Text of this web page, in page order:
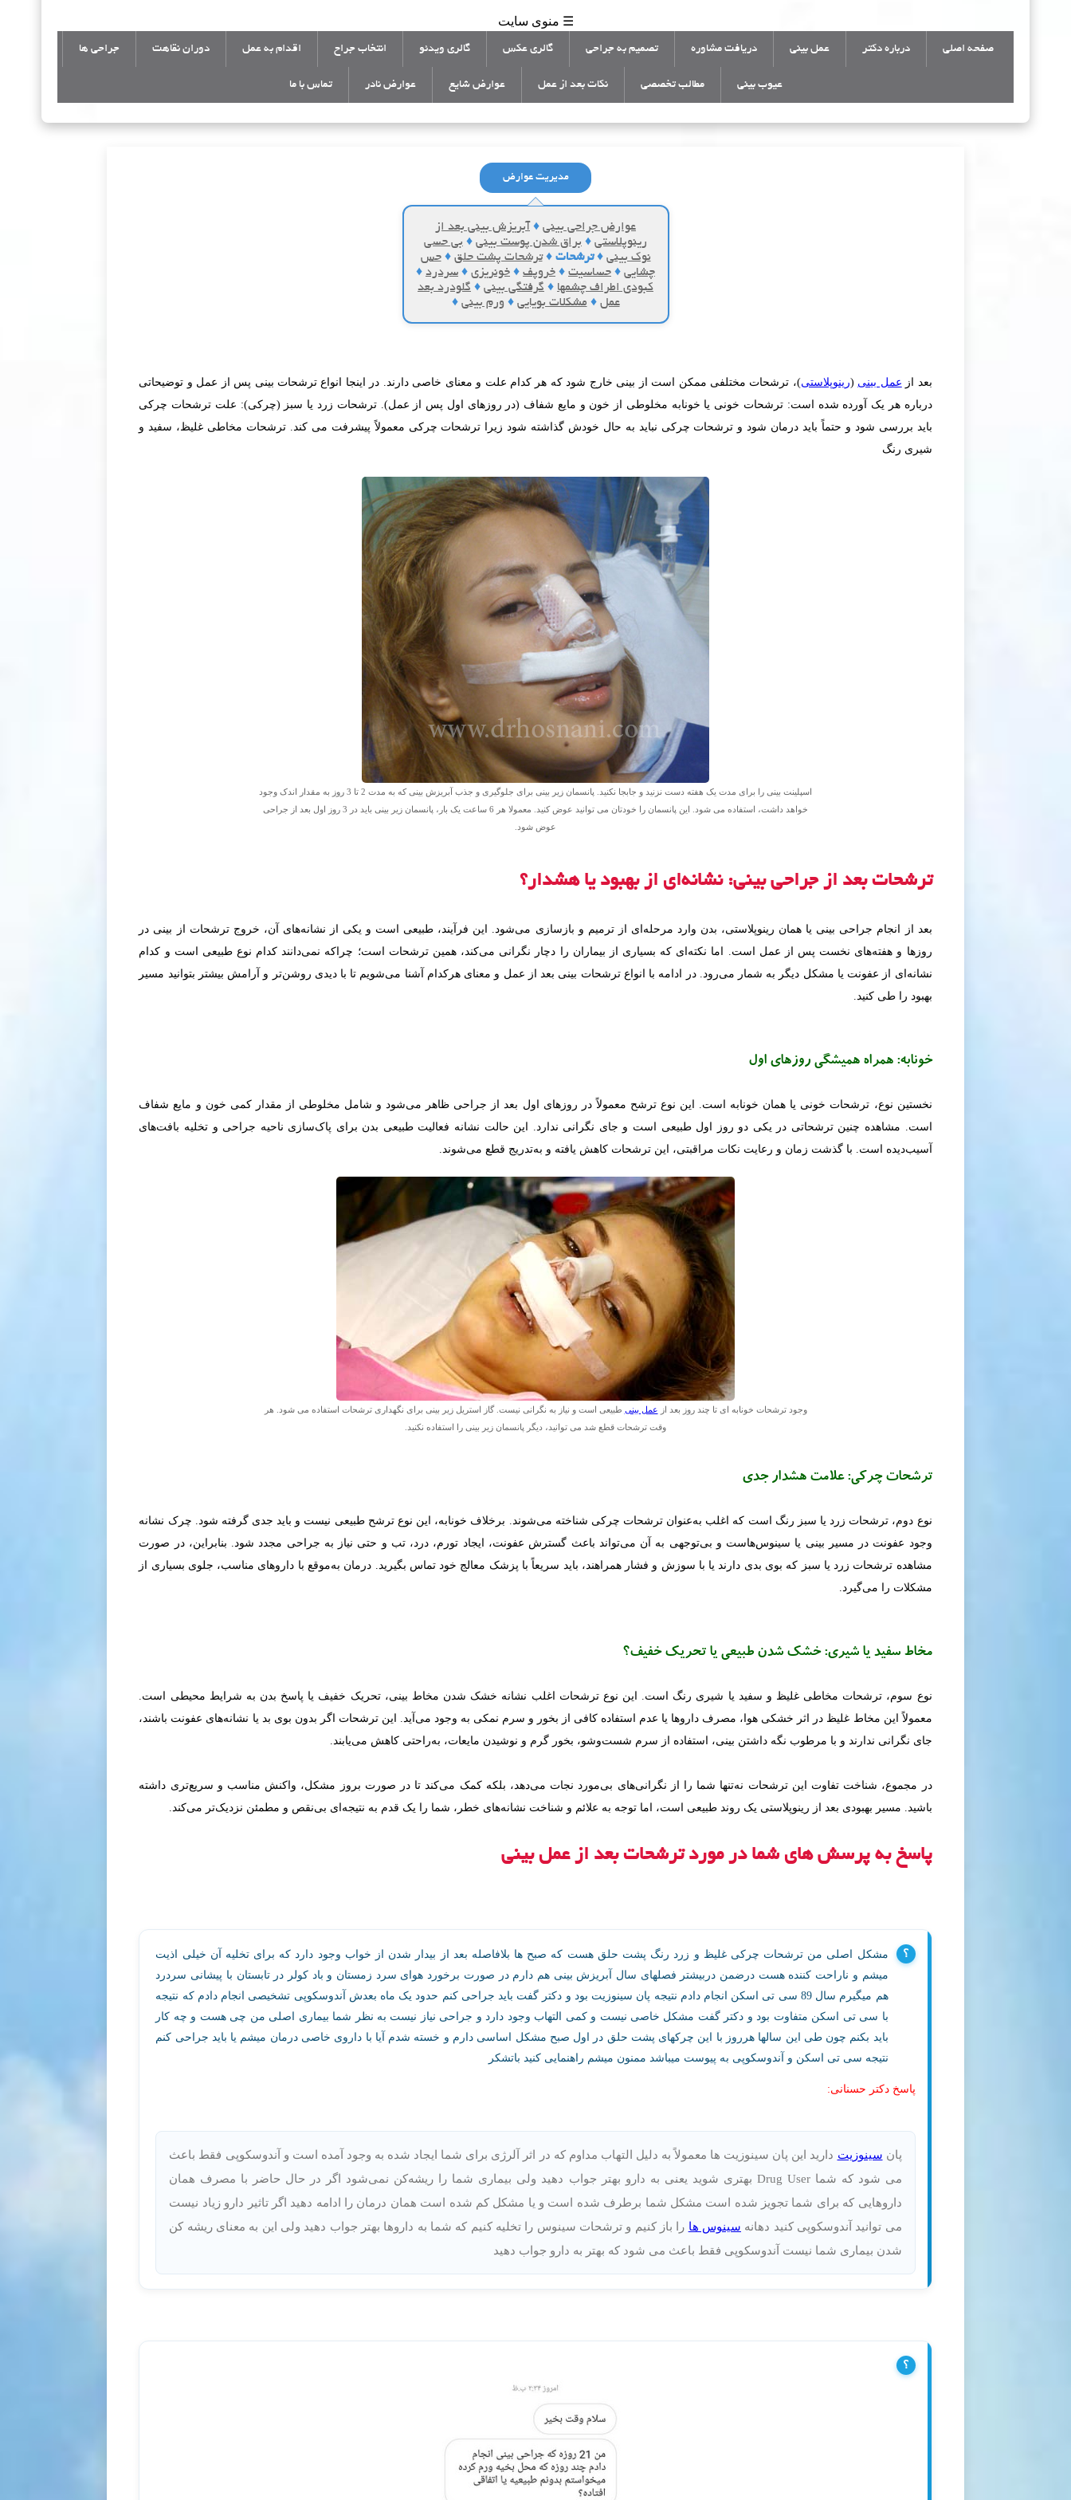
☰ منوی سایت
صفحه اصلی درباره دکتر عمل بینی دریافت مشاوره تصمیم به جراحی گالری عکس گالری ویدئو انتخاب جراح اقدام به عمل دوران نقاهت جراحی ها
عیوب بینی مطالب تخصصی نکات بعد از عمل عوارض شایع عوارض نادر تماس با ما
مدیریت عوارض
عوارض جراحی بینی ♦ آبریزش بینی بعد از
رینوپلاستی ♦ براق شدن پوست بینی ♦ بی حسی
نوک بینی ♦ ترشحات ♦ ترشحات پشت حلق ♦ حس
چشایی ♦ حساسیت ♦ خروپف ♦ خونریزی ♦ سردرد ♦
کبودی اطراف چشمها ♦ گرفتگی بینی ♦ گلودرد بعد
عمل ♦ مشکلات بویایی ♦ ورم بینی ♦
بعد از عمل بینی (رینوپلاستی)، ترشحات مختلفی ممکن است از بینی خارج شود که هر کدام علت و معنای خاصی دارند. در اینجا انواع ترشحات بینی پس از عمل و توضیحاتی
درباره هر یک آورده شده است: ترشحات خونی یا خونابه مخلوطی از خون و مایع شفاف (در روزهای اول پس از عمل). ترشحات زرد یا سبز (چرکی): علت ترشحات چرکی
باید بررسی شود و حتماً باید درمان شود و ترشحات چرکی نباید به حال خودش گذاشته شود زیرا ترشحات چرکی معمولاً پیشرفت می کند. ترشحات مخاطی غلیظ، سفید و
شیری رنگ
اسپلینت بینی را برای مدت یک هفته دست نزنید و جابجا نکنید. پانسمان زیر بینی برای جلوگیری و جذب آبریزش بینی که به مدت 2 تا 3 روز به مقدار اندک وجود
خواهد داشت، استفاده می شود. این پانسمان را خودتان می توانید عوض کنید. معمولا هر 6 ساعت یک بار، پانسمان زیر بینی باید در 3 روز اول بعد از جراحی
عوض شود.
ترشحات بعد از جراحی بینی: نشانه‌ای از بهبود یا هشدار؟
بعد از انجام جراحی بینی یا همان رینوپلاستی، بدن وارد مرحله‌ای از ترمیم و بازسازی می‌شود. این فرآیند، طبیعی است و یکی از نشانه‌های آن، خروج ترشحات از بینی در
روزها و هفته‌های نخست پس از عمل است. اما نکته‌ای که بسیاری از بیماران را دچار نگرانی می‌کند، همین ترشحات است؛ چراکه نمی‌دانند کدام نوع طبیعی است و کدام
نشانه‌ای از عفونت یا مشکل دیگر به شمار می‌رود. در ادامه با انواع ترشحات بینی بعد از عمل و معنای هرکدام آشنا می‌شویم تا با دیدی روشن‌تر و آرامش بیشتر بتوانید مسیر
بهبود را طی کنید.
خونابه: همراه همیشگی روزهای اول
نخستین نوع، ترشحات خونی یا همان خونابه است. این نوع ترشح معمولاً در روزهای اول بعد از جراحی ظاهر می‌شود و شامل مخلوطی از مقدار کمی خون و مایع شفاف
است. مشاهده چنین ترشحاتی در یکی دو روز اول طبیعی است و جای نگرانی ندارد. این حالت نشانه فعالیت طبیعی بدن برای پاک‌سازی ناحیه جراحی و تخلیه بافت‌های
آسیب‌دیده است. با گذشت زمان و رعایت نکات مراقبتی، این ترشحات کاهش یافته و به‌تدریج قطع می‌شوند.
وجود ترشحات خونابه ای تا چند روز بعد از عمل بینی طبیعی است و نیاز به نگرانی نیست. گاز استریل زیر بینی برای نگهداری ترشحات استفاده می شود. هر
وقت ترشحات قطع شد می توانید، دیگر پانسمان زیر بینی را استفاده نکنید.
ترشحات چرکی: علامت هشدار جدی
نوع دوم، ترشحات زرد یا سبز رنگ است که اغلب به‌عنوان ترشحات چرکی شناخته می‌شوند. برخلاف خونابه، این نوع ترشح طبیعی نیست و باید جدی گرفته شود. چرک نشانه
وجود عفونت در مسیر بینی یا سینوس‌هاست و بی‌توجهی به آن می‌تواند باعث گسترش عفونت، ایجاد تورم، درد، تب و حتی نیاز به جراحی مجدد شود. بنابراین، در صورت
مشاهده ترشحات زرد یا سبز که بوی بدی دارند یا با سوزش و فشار همراهند، باید سریعاً با پزشک معالج خود تماس بگیرید. درمان به‌موقع با داروهای مناسب، جلوی بسیاری از
مشکلات را می‌گیرد.
مخاط سفید یا شیری: خشک شدن طبیعی یا تحریک خفیف؟
نوع سوم، ترشحات مخاطی غلیظ و سفید یا شیری رنگ است. این نوع ترشحات اغلب نشانه خشک شدن مخاط بینی، تحریک خفیف یا پاسخ بدن به شرایط محیطی است.
معمولاً این مخاط غلیظ در اثر خشکی هوا، مصرف داروها یا عدم استفاده کافی از بخور و سرم نمکی به وجود می‌آید. این ترشحات اگر بدون بوی بد یا نشانه‌های عفونت باشند،
جای نگرانی ندارند و با مرطوب نگه داشتن بینی، استفاده از سرم شست‌وشو، بخور گرم و نوشیدن مایعات، به‌راحتی کاهش می‌یابند.
در مجموع، شناخت تفاوت این ترشحات نه‌تنها شما را از نگرانی‌های بی‌مورد نجات می‌دهد، بلکه کمک می‌کند تا در صورت بروز مشکل، واکنش مناسب و سریع‌تری داشته
باشید. مسیر بهبودی بعد از رینوپلاستی یک روند طبیعی است، اما توجه به علائم و شناخت نشانه‌های خطر، شما را یک قدم به نتیجه‌ای بی‌نقص و مطمئن نزدیک‌تر می‌کند.
پاسخ به پرسش های شما در مورد ترشحات بعد از عمل بینی
مشکل اصلی من ترشحات چرکی غلیظ و زرد رنگ پشت حلق هست که صبح ها بلافاصله بعد از بیدار شدن از خواب وجود دارد که برای تخلیه آن خیلی اذیت
میشم و ناراحت کننده هست درضمن دربیشتر فصلهای سال آبریزش بینی هم دارم در صورت برخورد هوای سرد زمستان و باد کولر در تابستان با پیشانی سردرد
هم میگیرم سال 89 سی تی اسکن انجام دادم نتیجه پان سینوزیت بود و دکتر گفت باید جراحی کنم حدود یک ماه بعدش آندوسکوپی تشخیصی انجام دادم که نتیجه
با سی تی اسکن متفاوت بود و دکتر گفت مشکل خاصی نیست و کمی التهاب وجود دارد و جراحی نیاز نیست به نظر شما بیماری اصلی من چی هست و چه کار
باید بکنم چون طی این سالها هرروز با این چرکهای پشت حلق در اول صبح مشکل اساسی دارم و خسته شدم آیا با داروی خاصی درمان میشم یا باید جراحی کنم
نتیجه سی تی اسکن و آندوسکوپی به پیوست میباشد ممنون میشم راهنمایی کنید باتشکر
پاسخ دکتر حسنانی:
پان سینوزیت دارید این پان سینوزیت ها معمولاً به دلیل التهاب مداوم که در اثر آلرژی برای شما ایجاد شده به وجود آمده است و آندوسکوپی فقط باعث
می شود که شما Drug User بهتری شوید یعنی به دارو بهتر جواب دهید ولی بیماری شما را ریشه‌کن نمی‌شود اگر در حال حاضر با مصرف همان
داروهایی که برای شما تجویز شده است مشکل شما برطرف شده است و یا مشکل کم شده است همان درمان را ادامه دهید اگر تاثیر دارو زیاد نیست
می توانید آندوسکوپی کنید دهانه سینوس ها را باز کنیم و ترشحات سینوس را تخلیه کنیم که شما به داروها بهتر جواب دهید ولی این به معنای ریشه کن
شدن بیماری شما نیست آندوسکوپی فقط باعث می شود که بهتر به دارو جواب دهید